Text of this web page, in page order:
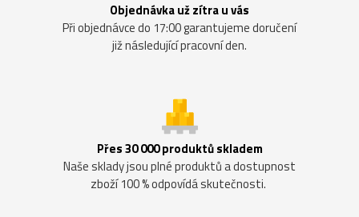
Objednávka už zítra u vás
Při objednávce do 17:00 garantujeme doručení
již následující pracovní den.
Přes 30 000 produktů skladem
Naše sklady jsou plné produktů a dostupnost
zboží 100 % odpovídá skutečnosti.